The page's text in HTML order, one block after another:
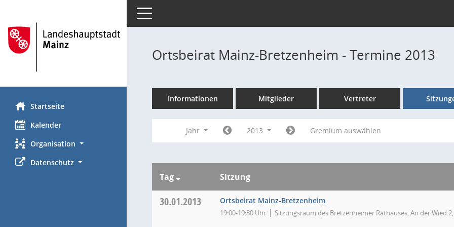
Startseite
Kalender
Organisation
Datenschutz
Toggle navigation
Ortsbeirat Mainz-Bretzenheim - Termine 2013
Informationen Mitglieder Vertreter
Jahr 2013 Gremium auswählen
Tag Sitzung
30.01.2013 Ortsbeirat Mainz-Bretzenheim
19:00-19:30 Uhr Sitzungsraum des Bretzenheimer Rathauses, An der Wied